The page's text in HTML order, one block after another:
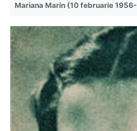
Mariana Marin (10 februarie